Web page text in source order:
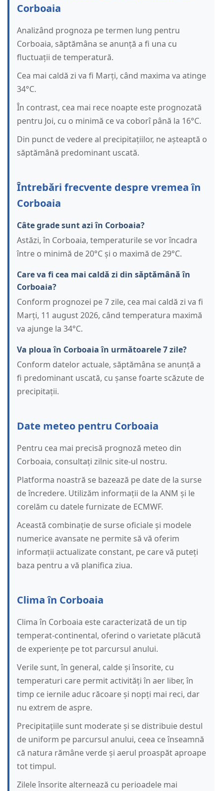
Corboaia
Analizând prognoza pe termen lung pentru
Corboaia, săptămâna se anunță a fi una cu
fluctuații de temperatură.
Cea mai caldă zi va fi Marți, când maxima va atinge
34°C.
În contrast, cea mai rece noapte este prognozată
pentru Joi, cu o minimă ce va coborî până la 16°C.
Din punct de vedere al precipitațiilor, ne așteaptă o
săptămână predominant uscată.
Întrebări frecvente despre vremea în
Corboaia
Câte grade sunt azi în Corboaia?
Astăzi, în Corboaia, temperaturile se vor încadra
între o minimă de 20°C și o maximă de 29°C.
Care va fi cea mai caldă zi din săptămână în
Corboaia?
Conform prognozei pe 7 zile, cea mai caldă zi va fi
Marți, 11 august 2026, când temperatura maximă
va ajunge la 34°C.
Va ploua în Corboaia în următoarele 7 zile?
Conform datelor actuale, săptămâna se anunță a
fi predominant uscată, cu șanse foarte scăzute de
precipitații.
Date meteo pentru Corboaia
Pentru cea mai precisă prognoză meteo din
Corboaia, consultați zilnic site-ul nostru.
Platforma noastră se bazează pe date de la surse
de încredere. Utilizăm informații de la ANM și le
corelăm cu datele furnizate de ECMWF.
Această combinație de surse oficiale și modele
numerice avansate ne permite să vă oferim
informații actualizate constant, pe care vă puteți
baza pentru a vă planifica ziua.
Clima în Corboaia
Clima în Corboaia este caracterizată de un tip
temperat-continental, oferind o varietate plăcută
de experiențe pe tot parcursul anului.
Verile sunt, în general, calde și însorite, cu
temperaturi care permit activități în aer liber, în
timp ce iernile aduc răcoare și nopți mai reci, dar
nu extrem de aspre.
Precipitațiile sunt moderate și se distribuie destul
de uniform pe parcursul anului, ceea ce înseamnă
că natura rămâne verde și aerul proaspăt aproape
tot timpul.
Zilele însorite alternează cu perioadele mai